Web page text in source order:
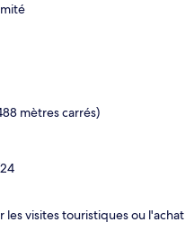
mètres carrés)
les visites touristiques ou l'achat